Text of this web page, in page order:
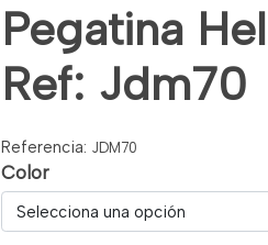
Pegatina
Ref: Jdm70
Referencia: JDM70
Color
Selecciona una opción